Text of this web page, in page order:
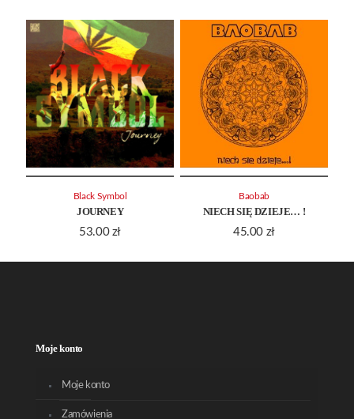
JOURNEY
53.00 zł
Black Symbol
NIECH SIĘ DZIEJE… !
45.00 zł
Baobab
Moje konto
Moje konto
Zamówienia